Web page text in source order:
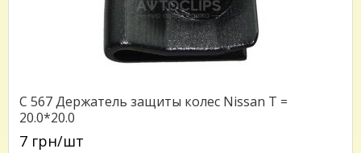
C 567 Держатель защиты колес Nissan T =
20.0*20.0
7 грн/шт